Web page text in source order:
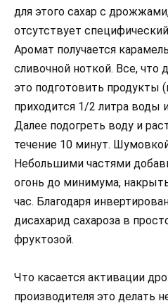
для этого сахар с
отсутствует
Аромат получается
сливочной ноткой. Все, что
это подготовить продукты
приходится 1/2 литра воды
Далее подогреть воду и
течение 10 минут.
Небольшими частями
огонь до минимума,
час. Благодаря
дисахарид сахароза в
фруктозой.
Что касается активации
производителя это делать